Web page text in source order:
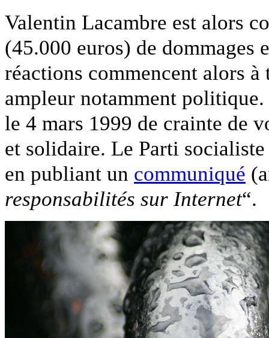
Valentin Lacambre est alors
(45.000 euros) de dommages
réactions commencent alors
ampleur notamment
le 4 mars 1999 de crainte de
et solidaire. Le Parti
en publiant un communiqué
responsabilités sur Internet“.